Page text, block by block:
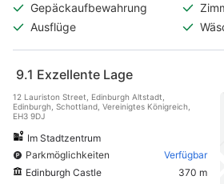
Gepäckaufbewahrung
Ausflüge
9.1 Exzellente Lage
12 Lauriston Street, Edinburgh Altstadt,
Edinburgh, Schottland, Vereinigtes Königreich,
EH3 9DJ
Im Stadtzentrum
Parkmöglichkeiten
Verfügbar
Edinburgh Castle
370 m